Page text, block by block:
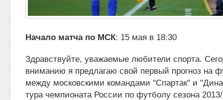
Начало матча по МСК: 15 мая в 18:30
Здравствуйте, уважаемые любители спорта.
вниманию я предлагаю свой первый прогноз на
между московскими командами "Спартак" и
тура чемпионата России по футболу сезона